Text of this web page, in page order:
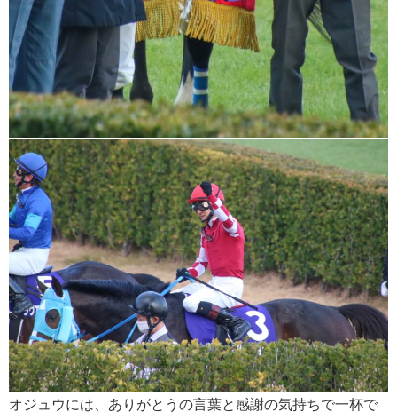
オジュウには、ありがとうの言葉と感謝の気持ちで一杯で